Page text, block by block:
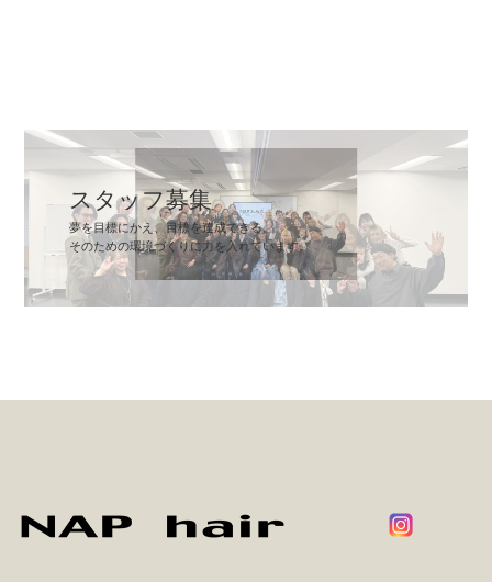
スタッフ募集
夢を目標にかえ、目標を達成できる。
そのための環境づくりに力を入れています。